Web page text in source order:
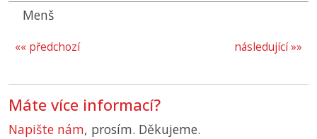
Menš
následující »»
«« předchozí
Máte více informací?
Napište nám, prosím. Děkujeme.